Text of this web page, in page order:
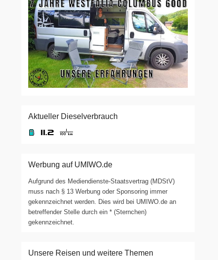
Aktueller Dieselverbrauch
Werbung auf UMIWO.de
Aufgrund des Mediendienste-Staatsvertrag (MDStV)
muss nach § 13 Werbung oder Sponsoring immer
gekennzeichnet werden. Dies wird bei UMIWO.de an
betreffender Stelle durch ein * (Sternchen)
gekennzeichnet.
Unsere Reisen und weitere Themen